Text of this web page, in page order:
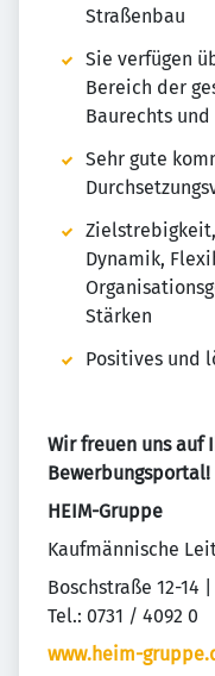
Straßenbau
Sie verfügen
Bereich der
Baurechts
Sehr gute
Dynamik,
Stärken
Positives und
Wir freuen uns auf
Bewerbungsportal!
HEIM-Gruppe
Kaufmännische
Boschstraße 12-14
Tel.: 0731 / 4092 0
www.heim-